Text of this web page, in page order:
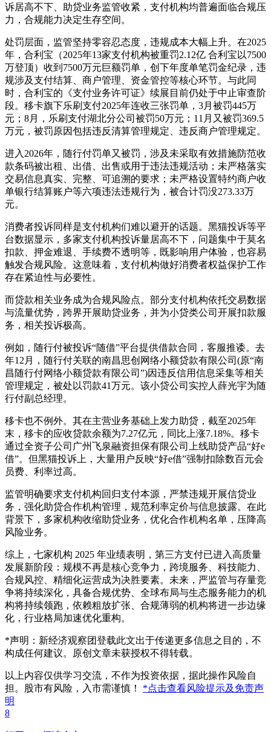
诉居高不下、助贷业务监管收紧，支付机构均普遍面临合规压
力，合规能力决定生存空间。
处罚层面，监管坚持零容忍态度，违规成本大幅上升。在2025
年，合利宝（2025年13家支付机构被重罚2.12亿 合利宝以7500
万登顶）收到7500万元巨额罚单，创下年度单笔罚金纪录，违
规涉及支付结算、商户管理、资金管控等核心环节。与此同
时，合利宝的《支付业务许可证》续展目前仍处于中止审查阶
段。移卡旗下乐刷支付2025年连收三张罚单，3月被罚445万
元；8月，乐刷支付湖北分公司被罚50万元；11月又被罚369.5
万元，被罚原因包括违反清算管理规定、违反商户管理规定。
进入2026年，随行付罚单又被罚，涉及未采取有效措施防范收
款条码被出租、出借、出售或用于违法违规活动；未严格落实
交易信息真实、完整、可追溯的要求；未严格设置特约商户收
单银行结算账户等六项违法违规行为，被合计罚没273.33万
元。
消费者投诉同样是支付机构们难以避开的话题。黑猫投诉等平
台数据显示，多家支付机构投诉量居高不下，问题集中于莫名
扣款、押金难退、手续费不透明等，既影响用户体验，也容易
触发合规风险。这意味着，支付机构做好消费者权益保护工作
存在紧迫性与必要性。
而贷款相关业务成为合规风险点。部分支付机构依托交易数据
与流量优势，跨界开展助贷业务，并为小贷类公司开展扣款服
务，相关投诉极高。
例如，随行付被投诉“随借”平台提供借款合同，客服推诿。去
年12月，随行付关联的南昌思创网络小额贷款有限公司(原“南
昌随行付网络小额贷款有限公司”)因违反信用信息采集等相关
管理规定，被处以罚款41万元。该小贷公司实控人薛光宇为随
行付副总经理。
移卡也不例外。其在主营业务基础上发力助贷，截至2025年
末，移卡的应收贷款余额为7.27亿元，同比上涨7.18%。移卡
通过全资子公司广州飞泉融资担保有限公司上线助贷产品“好e
借”。但黑猫投诉上，大量用户反映“好e借”强制扣除数百元会
员费、利率过高。
监管明确要求支付机构回归支付本源，严禁违规开展信贷业
务，强化助贷合作机构管理，规范利率定价与信息披露。在此
背景下，多家机构收缩助贷业务，优化合作机构名单，压降高
风险业务。
综上，七家机构 2025 年业绩表明，第三方支付已进入高质量
发展新阶段：规模不再是核心竞争力，跨境服务、科技能力、
合规风控、精细化运营成为决胜要素。未来，严监管与存量竞
争将持续深化，具备合规优势、全球布局与生态服务能力的机
构将持续领跑，依赖粗放扩张、合规薄弱的机构将进一步边缘
化，行业格局加速优化重构。
*声明：新经济观察团登载此文出于传递更多信息之目的，不
构成任何建议。原创文章未获授权不得转载。
以上内容仅供学习交流，不作为投资依据，据此操作风险自
担。股市有风险，入市需谨慎！ *点击查看风险提示及免责声
明
8